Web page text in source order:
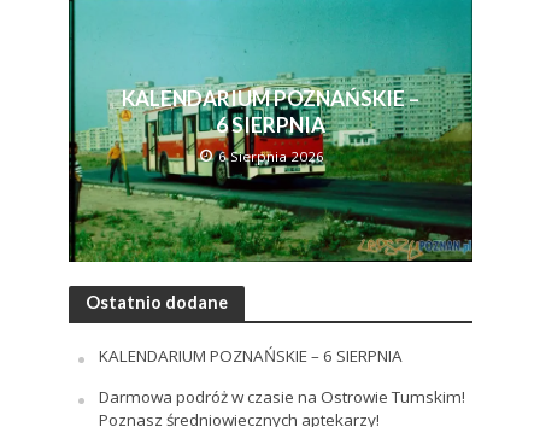
KALENDARIUM POZNAŃSKIE –
6 SIERPNIA
6 Sierpnia 2026
Ostatnio dodane
KALENDARIUM POZNAŃSKIE – 6 SIERPNIA
Darmowa podróż w czasie na Ostrowie Tumskim!
Poznasz średniowiecznych aptekarzy!